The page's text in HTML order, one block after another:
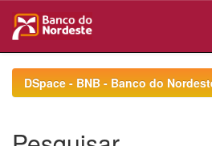
navigationDSpace - BNB - Banco do